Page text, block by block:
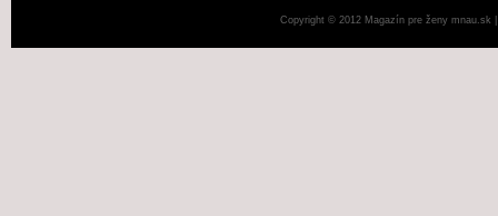
Copyright © 2012 Magazín pre ženy mnau.sk